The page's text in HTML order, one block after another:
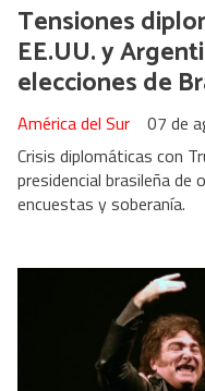
Tensiones
EE.UU. y
elecciones de
América del Sur
07 de
Crisis diplomáticas con
presidencial brasileña de
encuestas y soberanía.